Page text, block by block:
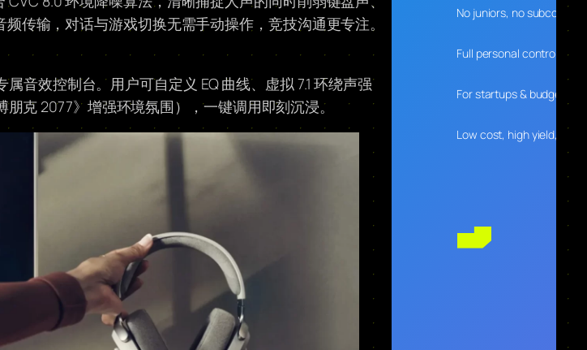
传输，对话与游戏切换无需手动操作，竞技沟通更专注。
音效控制台。用户可自定义 EQ 曲线、虚拟 7.1 环绕声强
克 2077》增强环境氛围），一键调用即刻沉浸。
No juniors, no
Full personal control, 20
For startups & budget-
Low cost, high yield,